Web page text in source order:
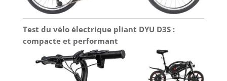
Test du vélo électrique pliant DYU D3S :
compacte et performant